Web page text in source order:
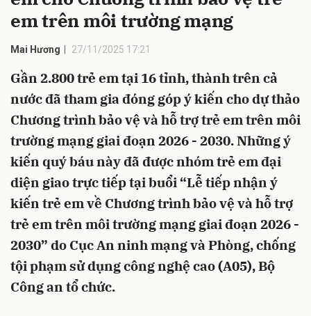
em trên môi trường mạng
Mai Hương 27/11/2025 17:21
Gần 2.800 trẻ em tại 16 tỉnh, thành trên cả
nước đã tham gia đóng góp ý kiến cho dự thảo
Chương trình bảo vệ và hỗ trợ trẻ em trên môi
trường mạng giai đoạn 2026 - 2030. Những ý
kiến quý báu này đã được nhóm trẻ em đại
diện giao trực tiếp tại buổi “Lễ tiếp nhận ý
kiến trẻ em về Chương trình bảo vệ và hỗ trợ
trẻ em trên môi trường mạng giai đoạn 2026 -
2030” do Cục An ninh mạng và Phòng, chống
tội phạm sử dụng công nghệ cao (A05), Bộ
Công an tổ chức.